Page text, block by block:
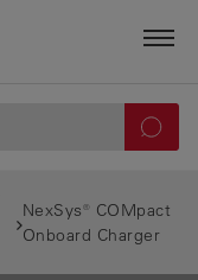
NexSys® COMpact
Onboard Charger